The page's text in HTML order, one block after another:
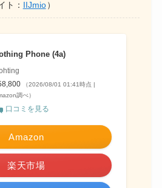
ト： IIJmio ）
Phone (4a)
（2026/08/01 01:41時点 |
調べ）
口コミを見る
Amazon
楽天市場